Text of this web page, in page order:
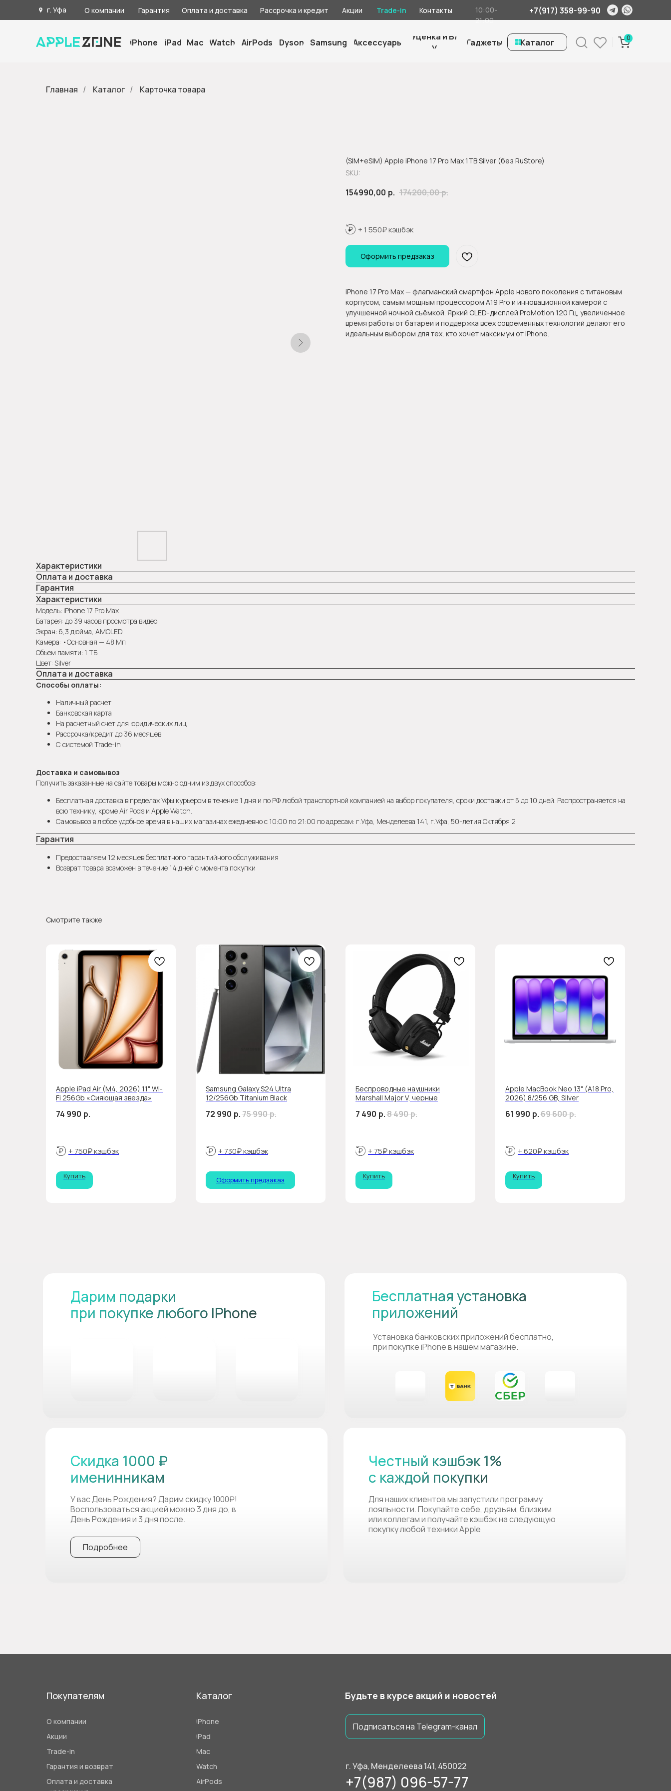
О компании Trade-in
Гарантия Контакты
Оплата и доставка Рассрочка и кредит +7(917) 358-99-90
10:00-
21:00
iPhone iPad Mac Watch AirPods Samsung Аксессуары
Уценка и Б/
У
Гаджеты
г. Уфа
0
Акции
Dyson ㅤКаталог
Главная / Каталог / Карточка товара
(SIM+eSIM) Apple iPhone 17 Pro Max 1ТВ Silver (без RuStore)
SKU:
154990,00 р. 174200,00р.
+ 1 550₽ кэшбэк
Оформить предзаказ
iPhone 17 Pro Max — флагманский смартфон Apple нового поколения с титановым
корпусом, самым мощным процессором A19 Pro и инновационной камерой с
улучшенной ночной съёмкой. Яркий OLED-дисплей ProMotion 120 Гц, увеличенное
время работы от батареи и поддержка всех современных технологий делают его
идеальным выбором для тех, кто хочет максимум от iPhone.
Характеристики
Оплата и доставка
Гарантия
Характеристики
Модель: iPhone 17 Pro Max
Батарея: до 39 часов просмотра видео
Экран: 6,3 дюйма, AMOLED
Камера: •Основная — 48 Мп
Объем памяти: 1 ТБ
Цвет: Silver
Оплата и доставка
Способы оплаты:
Наличный расчет
Банковская карта
На расчетный счет для юридических лиц
Рассрочка/кредит до 36 месяцев
С системой Trade-in
Доставка и самовывоз
Получить заказанные на сайте товары можно одним из двух способов:
Бесплатная доставка в пределах Уфы курьером в течение 1 дня и по РФ любой транспортной компанией на выбор покупателя, сроки доставки от 5 до 10 дней. Распространяется на
всю технику, кроме Air Pods и Apple Watch.
Самовывоз в любое удобное время в наших магазинах ежедневно с 10:00 по 21:00 по адресам: г.Уфа, Менделеева 141, г.Уфа, 50-летия Октября 2
Гарантия
Предоставляем 12 месяцев бесплатного гарантийного обслуживания
Возврат товара возможен в течение 14 дней с момента покупки
Смотрите также
Apple iPad Air (M4, 2026) 11" Wi-
Fi 256Gb «Сияющая звезда»
74 990 р.
+ 750₽ кэшбэк
Купить
Samsung Galaxy S24 Ultra
12/256Gb Titanium Black
72 990 р.75 990р.
+ 730₽ кэшбэк
Оформить предзаказ
Беспроводные наушники
Marshall Major V, черные
7 490 р.8 490р.
+ 75₽ кэшбэк
Купить
Apple MacBook Neo 13" (A18 Pro,
2026) 8/256 GB, Silver
61 990 р.69 600р.
+ 620₽ кэшбэк
Купить
Дарим подарки
при покупке любого IPhone
Установка банковских приложений бесплатно,
при покупке iPhone в нашем магазине.
Бесплатная установка
приложений
Подробнее
Скидка 1000 ₽
именинникам
Для наших клиентов мы запустили программу
лояльности. Покупайте себе, друзьям, близким
или коллегам и получайте кэшбэк на следующую
покупку любой техники Apple
Честный кэшбэк 1%
с каждой покупки
У вас День Рождения? Дарим скидку 1000₽!
Воспользоваться акцией можно 3 дня до, в
День Рождения и 3 дня после.
О компании
Будьте в курсе акций и новостей
Акции
Trade-in
Гарантия и возврат
Оплата и доставка
г. Уфа, Менделеева 141, 450022
+7(987) 096-57-77
Покупателям
iPhone
iPad
Mac
Watch
AirPods
Каталог
Подписаться на Telegram-канал